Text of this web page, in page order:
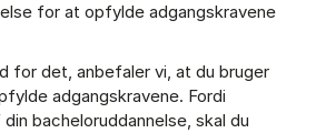
for at opfylde adgangskravene
for det, anbefaler vi, at du bruger
adgangskravene. Fordi
bacheloruddannelse, skal du